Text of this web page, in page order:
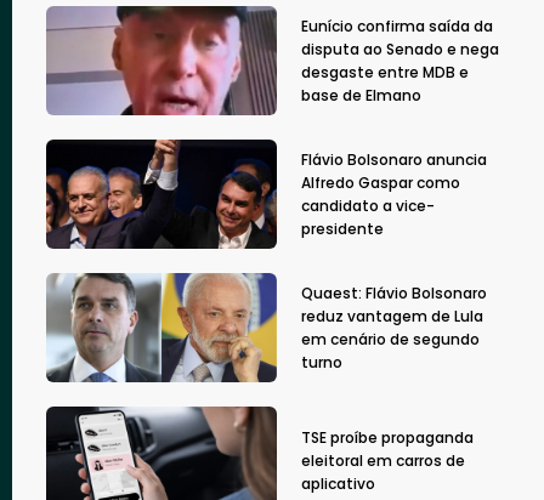
Eunício confirma saída da
disputa ao Senado e nega
desgaste entre MDB e
base de Elmano
Flávio Bolsonaro anuncia
Alfredo Gaspar como
candidato a vice-
presidente
Quaest: Flávio Bolsonaro
reduz vantagem de Lula
em cenário de segundo
turno
TSE proíbe propaganda
eleitoral em carros de
aplicativo